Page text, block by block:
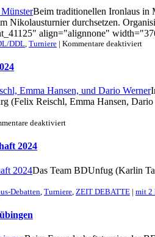
Beim traditionellen Ironlaus in
Nikolausturnier durchsetzen.
align="alignnone"
DDL Turniere | Kommentare deaktiviertfür
(Felix Reischl, Emma Hansen,
deaktiviertfür
Campus-
Berlin
2024
Das Team BDUnfug (Karlin
Debatten Turniere ZEIT DEBATTE | mit 2